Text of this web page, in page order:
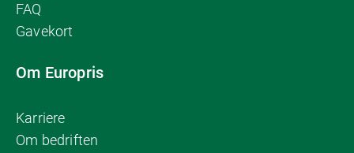
FAQ
Gavekort
Om Europris
Karriere
Om bedriften